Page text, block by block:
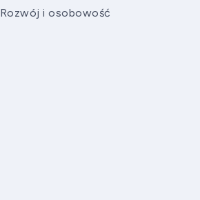
Rozwój i osobowość